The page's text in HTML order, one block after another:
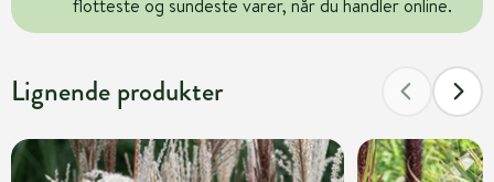
flotteste og sundeste varer, når du handler online.
Lignende produkter